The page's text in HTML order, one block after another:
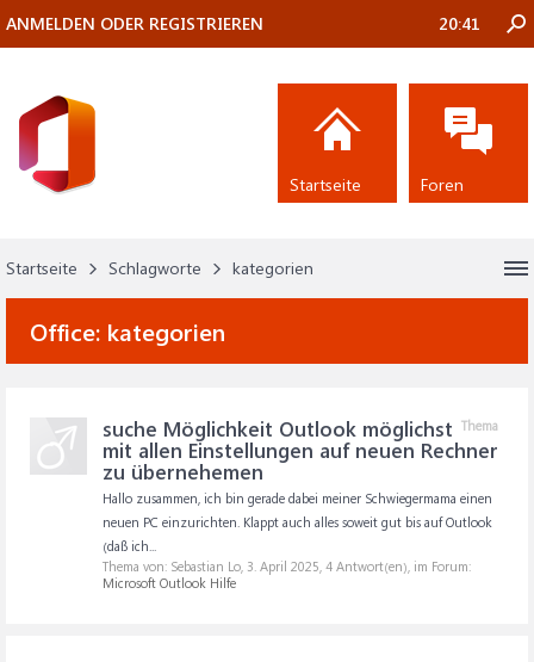
Startseite Schlagworte kategorien
Office: kategorien
Thema
suche Möglichkeit Outlook möglichst
mit allen Einstellungen auf neuen Rechner
zu übernehemen
Hallo zusammen, ich bin gerade dabei meiner Schwiegermama einen
neuen PC einzurichten. Klappt auch alles soweit gut bis auf Outlook
(daß ich...
Thema von: Sebastian Lo, 3. April 2025, 4 Antwort(en), im Forum:
Microsoft Outlook Hilfe
ANMELDEN ODER REGISTRIEREN 20:41
Startseite Foren